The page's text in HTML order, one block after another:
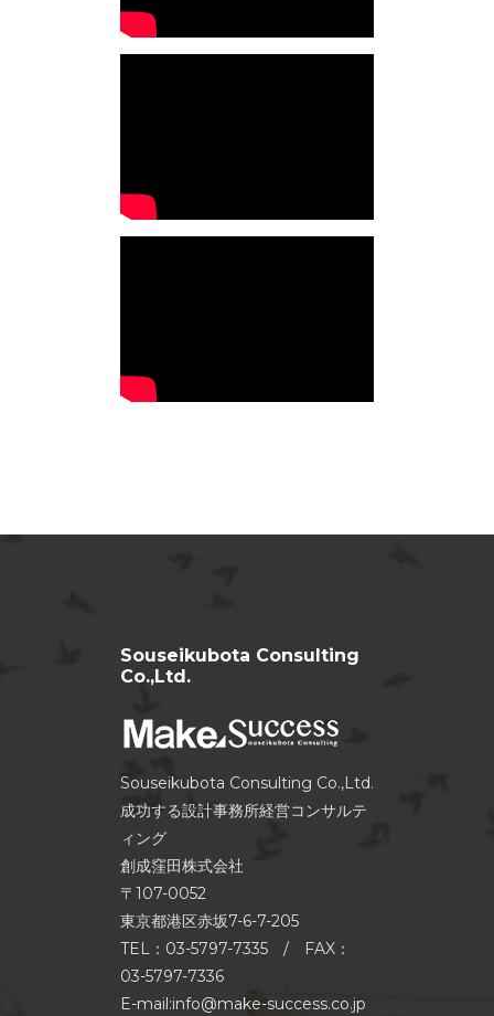
Souseikubota Consulting
Co.,Ltd.
Souseikubota Consulting Co.,Ltd.
成功する設計事務所経営コンサルテ
ィング
創成窪田株式会社
〒107-0052
東京都港区赤坂7-6-7-205
TEL：03-5797-7335 / FAX：
03-5797-7336
E-mail:info@make-success.co.jp